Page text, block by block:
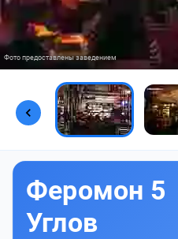
Фото предоставлены заведением
Феромон 5
Углов